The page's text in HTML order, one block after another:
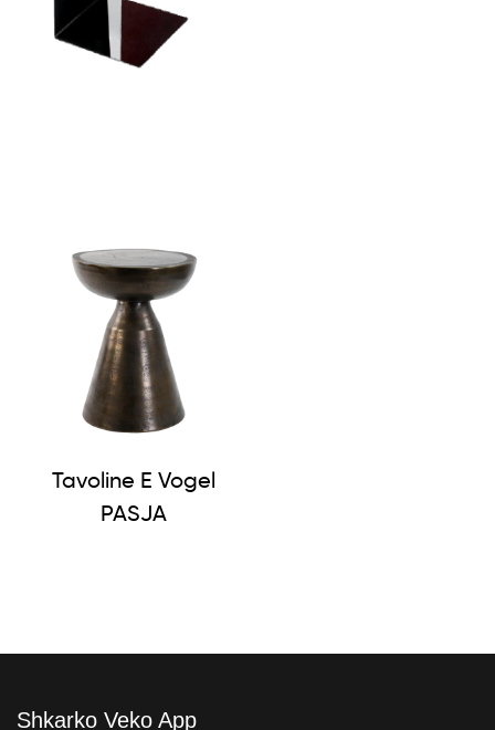
Tavoline E Vogel
PASJA
Shkarko Veko App